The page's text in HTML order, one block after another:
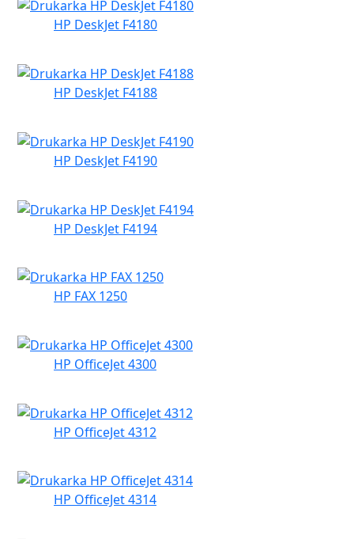
HP DeskJet F4180
HP DeskJet F4188
HP DeskJet F4190
HP DeskJet F4194
HP FAX 1250
HP OfficeJet 4300
HP OfficeJet 4312
HP OfficeJet 4314